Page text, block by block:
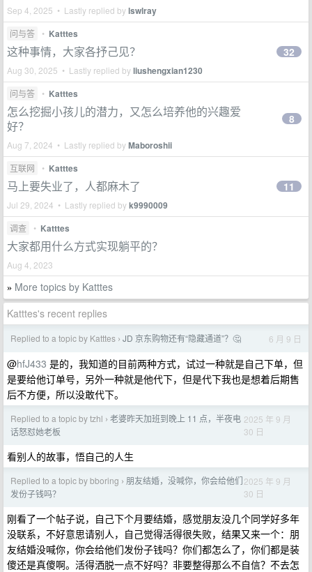
Sep 4, 2025 • Lastly replied bylswlray
问与答 • Katttes
这种事情，大家各抒己见？
Aug 30, 2025 • Lastly replied byliushengxian1230
32
问与答 • Katttes
怎么挖掘小孩儿的潜力，又怎么培养他的兴趣爱
好？
Aug 7, 2024 • Lastly replied byMaboroshii
8
互联网 • Katttes
马上要失业了，人都麻木了
Jul 29, 2024 • Lastly replied byk9990009
11
调查 • Katttes
大家都用什么方式实现躺平的？
Aug 4, 2023
» More topics by Katttes
Katttes's recent replies
Replied to a topic by Katttes › JD 京东购物还有“隐藏通道”？🤔 6 月 9 日
@hfJ433 是的，我知道的目前两种方式，试过一种就是自己下单，但
是要给他订单号，另外一种就是他代下，但是代下我也是想着后期售
后不方便，所以没敢代下。
Replied to a topic by tzhl › 老婆昨天加班到晚上 11 点，半夜电
话怒怼她老板
2025 年 9 月
30 日
看别人的故事，悟自己的人生
Replied to a topic by bboring › 朋友结婚，没喊你，你会给他们
发份子钱吗？
2025 年 9 月
30 日
刚看了一个帖子说，自己下个月要结婚，感觉朋友没几个同学好多年
没联系，不好意思请别人，自己觉得活得很失败，结果又来一个：朋
友结婚没喊你，你会给他们发份子钱吗？你们都怎么了，你们都是装
傻还是真傻啊。活得洒脱一点不好吗？非要整得那么不自信？不去怎